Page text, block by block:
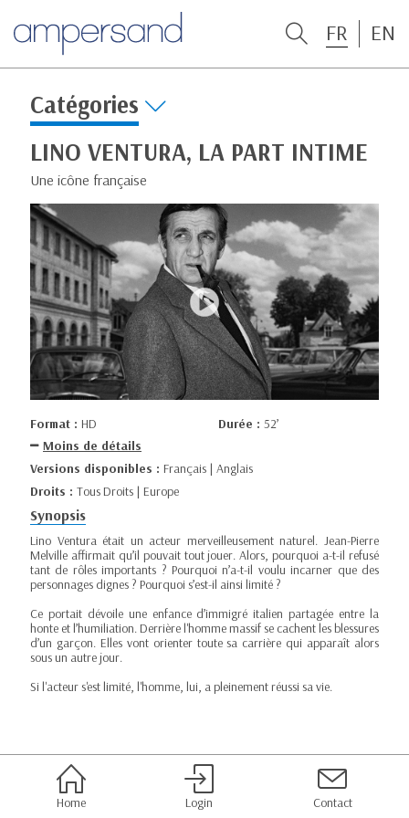
FR EN
Catégories
LINO VENTURA, LA PART INTIME
Une icône française
Format : HD Durée : 52’
Moins de détails
Versions disponibles : Français | Anglais
Droits : Tous Droits | Europe
Synopsis
Lino Ventura était un acteur merveilleusement naturel. Jean-Pierre
Melville affirmait qu’il pouvait tout jouer. Alors, pourquoi a-t-il refusé
tant de rôles importants ? Pourquoi n’a-t-il voulu incarner que des
personnages dignes ? Pourquoi s’est-il ainsi limité ?
Ce portait dévoile une enfance d’immigré italien partagée entre la
honte et l’humiliation. Derrière l'homme massif se cachent les blessures
d’un garçon. Elles vont orienter toute sa carrière qui apparaît alors
sous un autre jour.
Si l'acteur s'est limité, l'homme, lui, a pleinement réussi sa vie.
Home Login Contact